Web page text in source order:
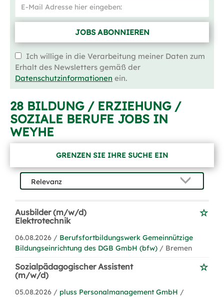
JOBS ABONNIEREN
Ich willige in die Verarbeitung meiner Daten zum
Erhalt des Newsletters gemäß der
Datenschutzinformationen ein.
28 BILDUNG / ERZIEHUNG /
SOZIALE BERUFE JOBS IN
WEYHE
GRENZEN SIE IHRE SUCHE EIN
Ausbilder (m/w/d)
Elektrotechnik
06.08.2026 / Berufsfortbildungswerk Gemeinnützige
Bildungseinrichtung des DGB GmbH (bfw) / Bremen
Sozialpädagogischer Assistent
(m/w/d)
05.08.2026 / pluss Personalmanagement GmbH /